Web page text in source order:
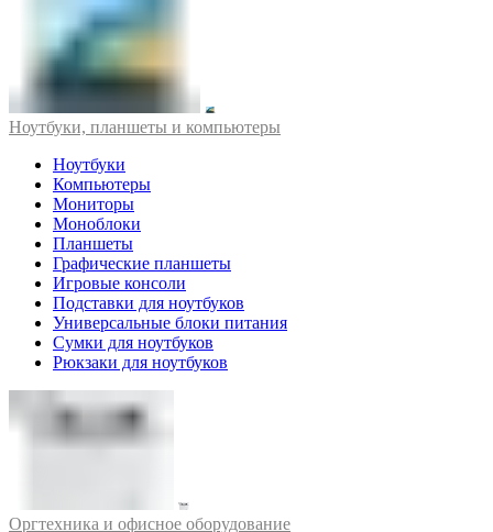
Ноутбуки, планшеты и компьютеры
Ноутбуки
Компьютеры
Мониторы
Моноблоки
Планшеты
Графические планшеты
Игровые консоли
Подставки для ноутбуков
Универсальные блоки питания
Сумки для ноутбуков
Рюкзаки для ноутбуков
Оргтехника и офисное оборудование